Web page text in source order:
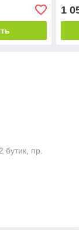
1
бутик, пр.